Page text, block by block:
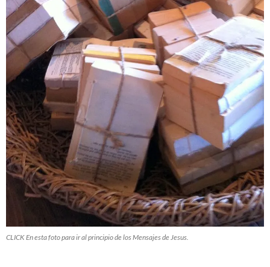
CLICK En esta foto para ir al principio de los Mensajes de Jesus.